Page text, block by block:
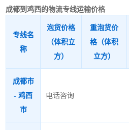
成都到鸡西的物流专线运输价格
专线名
称
泡货价格
（体积立
方）
重泡货价
格（体积
立方）
成都市
- 鸡西
市
电话咨询